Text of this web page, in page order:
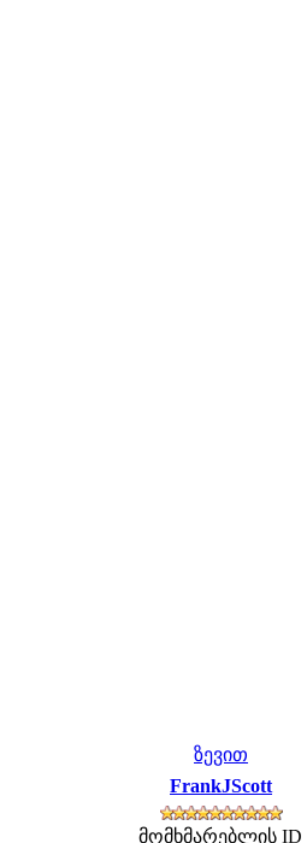
ზევით
FrankJScott
მომხმარებლის ID